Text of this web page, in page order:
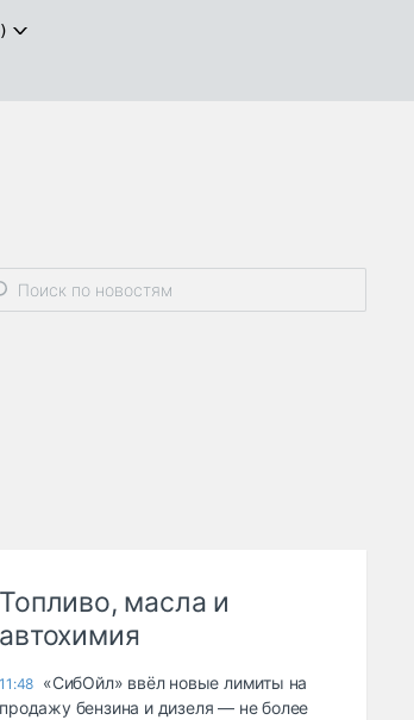
Топливо, масла и
автохимия
11:48 «СибОйл» ввёл новые лимиты на
продажу бензина и дизеля — не более